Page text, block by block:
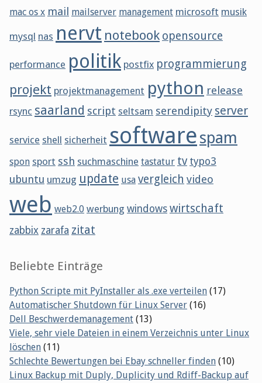
mac os x mail mailserver management microsoft musik
mysql nas nervt notebook opensource
performance politik postfix programmierung
projekt projektmanagement python release
rsync saarland script seltsam serendipity server
service shell sicherheit softwarespam
spon sport ssh suchmaschine tastatur tv typo3
ubuntu umzug update usa vergleich video
web web2.0 werbung windows wirtschaft
zabbix zarafa zitat
Beliebte Einträge
Python Scripte mit PyInstaller als .exe verteilen (17)
Automatischer Shutdown für Linux Server (16)
Dell Beschwerdemanagement (13)
Viele, sehr viele Dateien in einem Verzeichnis unter Linux
löschen (11)
Schlechte Bewertungen bei Ebay schneller finden (10)
Linux Backup mit Duply, Duplicity und Rdiff-Backup auf